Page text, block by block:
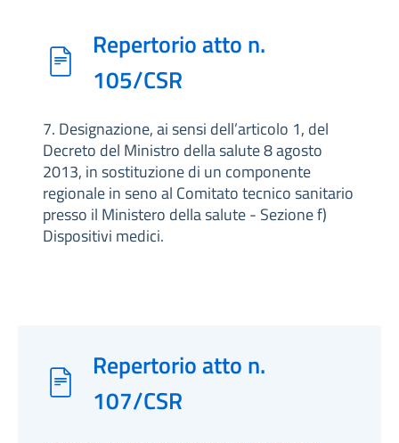
Repertorio atto n.
105/CSR
7. Designazione, ai sensi dell’articolo 1, del
Decreto del Ministro della salute 8 agosto
2013, in sostituzione di un componente
regionale in seno al Comitato tecnico sanitario
presso il Ministero della salute - Sezione f)
Dispositivi medici.
Repertorio atto n.
107/CSR